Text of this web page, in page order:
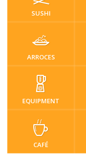
SUSHI
ARROCES
EQUIPMENT
CAFÉ